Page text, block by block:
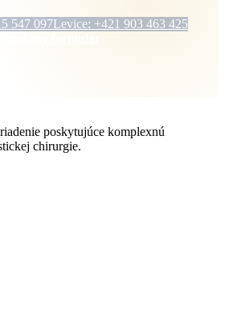
547 097Levice: +421 903 463 425
poskytujúce komplexnú
chirurgie.